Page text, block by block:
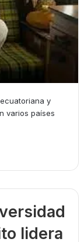
y
varios países
lidera